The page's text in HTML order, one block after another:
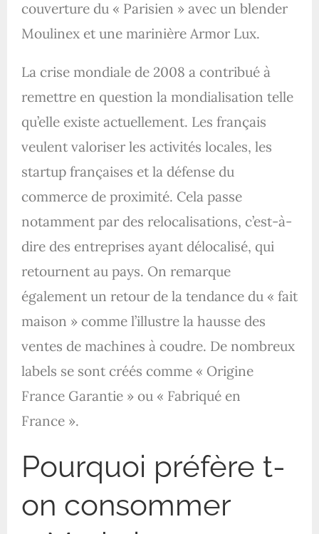
couverture du « Parisien » avec un blender
Moulinex et une marinière Armor Lux.
La crise mondiale de 2008 a contribué à
remettre en question la mondialisation telle
qu’elle existe actuellement. Les français
veulent valoriser les activités locales, les
startup françaises et la défense du
commerce de proximité. Cela passe
notamment par des relocalisations, c’est-à-
dire des entreprises ayant délocalisé, qui
retournent au pays. On remarque
également un retour de la tendance du « fait
maison » comme l’illustre la hausse des
ventes de machines à coudre. De nombreux
labels se sont créés comme « Origine
France Garantie » ou « Fabriqué en
France ».
Pourquoi préfère t-
on consommer